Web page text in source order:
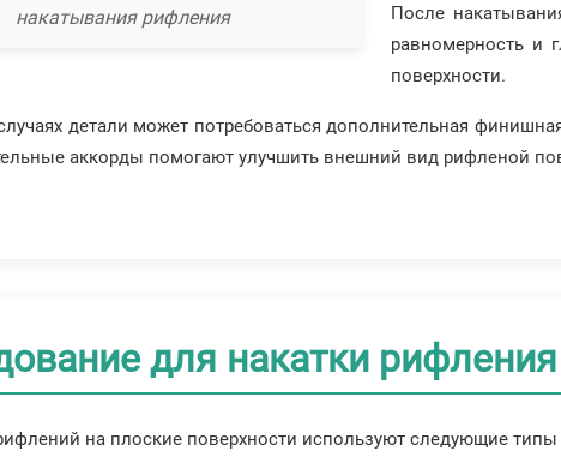
накатывания рифления
После
равномерность и
поверхности.
детали может потребоваться дополнительная
аккорды помогают улучшить внешний вид рифленой
для накатки рифления
на плоские поверхности используют следующие типы